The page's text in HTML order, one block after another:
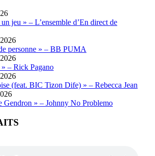
jeu » – L’ensemble d’En direct de
personne » – BB PUMA
– Rick Pagano
(feat. BIC Tizon Dife) » – Rebecca Jean
Gendron » – Johnny No Problemo